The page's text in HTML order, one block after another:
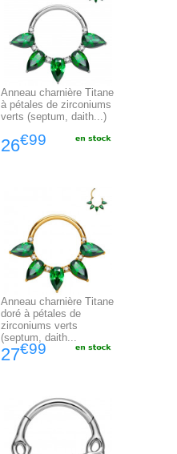
Anneau charnière Titane
à pétales de zirconiums
verts (septum, daith...)
26€99
Anneau charnière Titane
doré à pétales de
zirconiums verts
(septum, daith...
27€99